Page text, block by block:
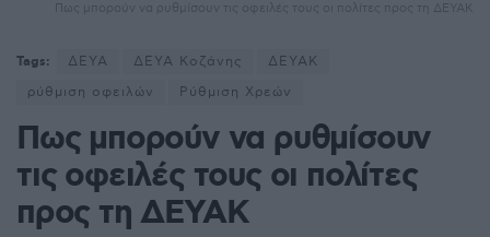
Πως μπορούν να ρυθμίσουν τις οφειλές τους οι πολίτες προς τη ΔΕΥΑΚ
Tags: ΔΕΥΑ ΔΕΥΑ Κοζάνης
ΔΕΥΑΚ
ρύθμιση οφειλών
Ρύθμιση Χρεών
Πως μπορούν να ρυθμίσουν
τις οφειλές τους οι πολίτες
προς τη ΔΕΥΑΚ